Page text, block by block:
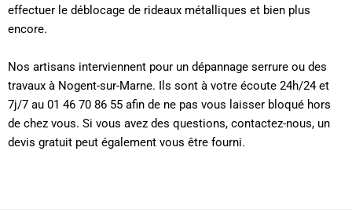
effectuer le déblocage de rideaux métalliques et bien plus
encore.
Nos artisans interviennent pour un dépannage serrure ou des
travaux à Nogent-sur-Marne. Ils sont à votre écoute 24h/24 et
7j/7 au 01 46 70 86 55 afin de ne pas vous laisser bloqué hors
de chez vous. Si vous avez des questions, contactez-nous, un
devis gratuit peut également vous être fourni.